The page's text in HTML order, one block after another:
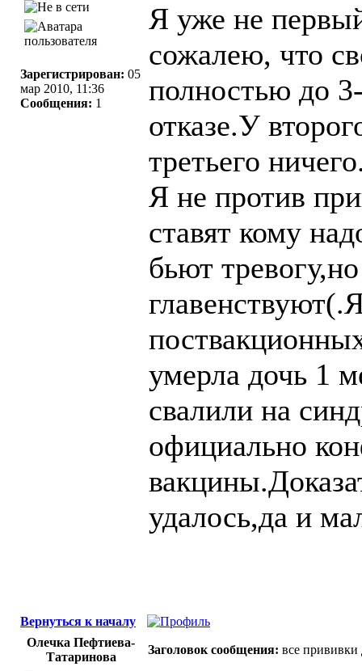
Зарегистрирован: 05
мар 2010, 11:36
Сообщения: 1
Я уже не
сожалею, что
полностью до
отказе.У
третьего
Я не против
ставят кому
бьют
умерла дочь 1
свалили на
официально
удалось,да и
Вернуться к началу
Олечка Пефтиева-
Татаринова
Заголовок сообщения: все прививки